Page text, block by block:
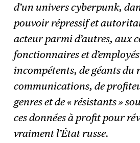
d’un univers cyberpunk,
pouvoir répressif et
acteur parmi d’autres, aux
fonctionnaires et
incompétents, de géants du
communications, de
genres et de « résistants »
ces données à profit pour
vraiment l’État russe.